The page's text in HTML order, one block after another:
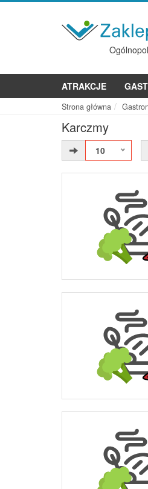
ATRAKCJE
Strona główna
Karczmy
10